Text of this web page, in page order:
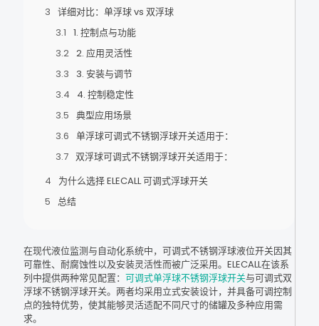
详细对比：单浮球 vs 双浮球
1. 控制点与功能
2. 应用灵活性
3. 安装与调节
4. 控制稳定性
典型应用场景
单浮球可调式不锈钢浮球开关适用于：
双浮球可调式不锈钢浮球开关适用于：
为什么选择 ELECALL 可调式浮球开关
总结
在现代液位监测与自动化系统中，可调式不锈钢浮球液位开关因其
可靠性、耐腐蚀性以及安装灵活性而被广泛采用。ELECALL在该系
列中提供两种常见配置： 可调式单浮球不锈钢浮球开关与可调式双
浮球不锈钢浮球开关。两者均采用立式安装设计，并具备可调控制
点的独特优势，使其能够灵活适配不同尺寸的储罐及多种应用需
求。